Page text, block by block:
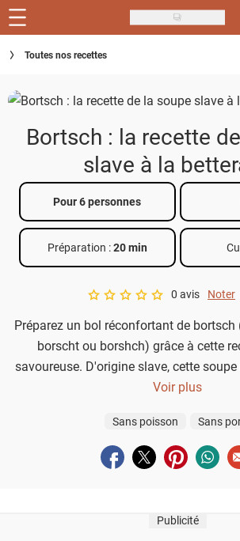
Skip
to
main
Recettes
Inspirations
Menu de la semaine
Actus
Téléchargez l'app Saveurs Recettes
Index des recettes
Toutes nos recettes
Bortsch : la recette
slave à la
Pour 6 personnes
Préparation :20 min
A star rating of 0 out of 5.
0 avis Noter
Préparez un bol réconfortant de bortsch
borscht ou borshch) grâce à cette
savoureuse. D'origine slave, cette
déguste simplement avec une cuillerée
Voir plus
Sans poisson Sans
Partager sur facebook
Partager sur twitter
Partager sur
Publicité